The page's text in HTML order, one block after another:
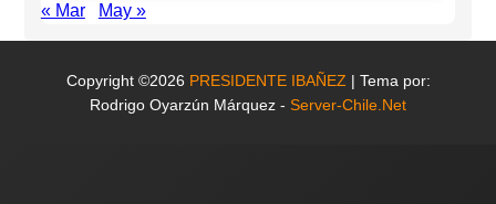
« Mar May »
Copyright ©2026 PRESIDENTE IBAÑEZ | Tema por:
Rodrigo Oyarzún Márquez - Server-Chile.Net